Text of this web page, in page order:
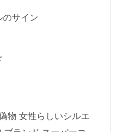
サイン
物 女性らしいシルエ